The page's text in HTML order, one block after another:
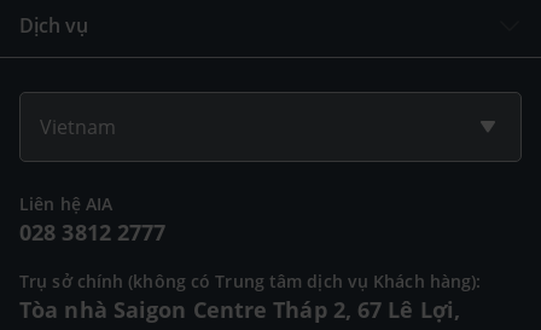
Dịch vụ
Vietnam
Liên hệ AIA
028 3812 2777
Trụ sở chính (không có Trung tâm dịch vụ Khách hàng):
Tòa nhà Saigon Centre Tháp 2, 67 Lê Lợi,